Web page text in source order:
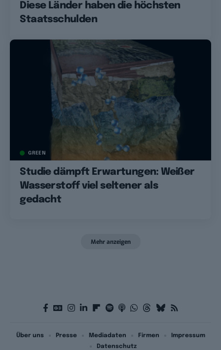
Diese Länder haben die höchsten
Staatsschulden
GREEN
Studie dämpft Erwartungen: Weißer
Wasserstoff viel seltener als
gedacht
Mehr anzeigen
Über uns Presse Mediadaten Firmen
Impressum
Datenschutz